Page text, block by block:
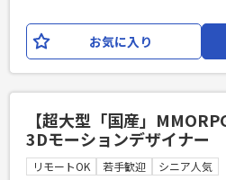
す。 これからリリース予定のタ
ーム部分の開発経験が豊富な方を
プロダクトを 作っていきたいと思
部分の改修および新規実装 ・アウ
発するために必要な周辺ツールの
エンジニア/デザイナー/プランナー
お気に入り
【超大型「国産」
3Dモーションデザイナー
リモートOK 若手歓迎 シニア人気